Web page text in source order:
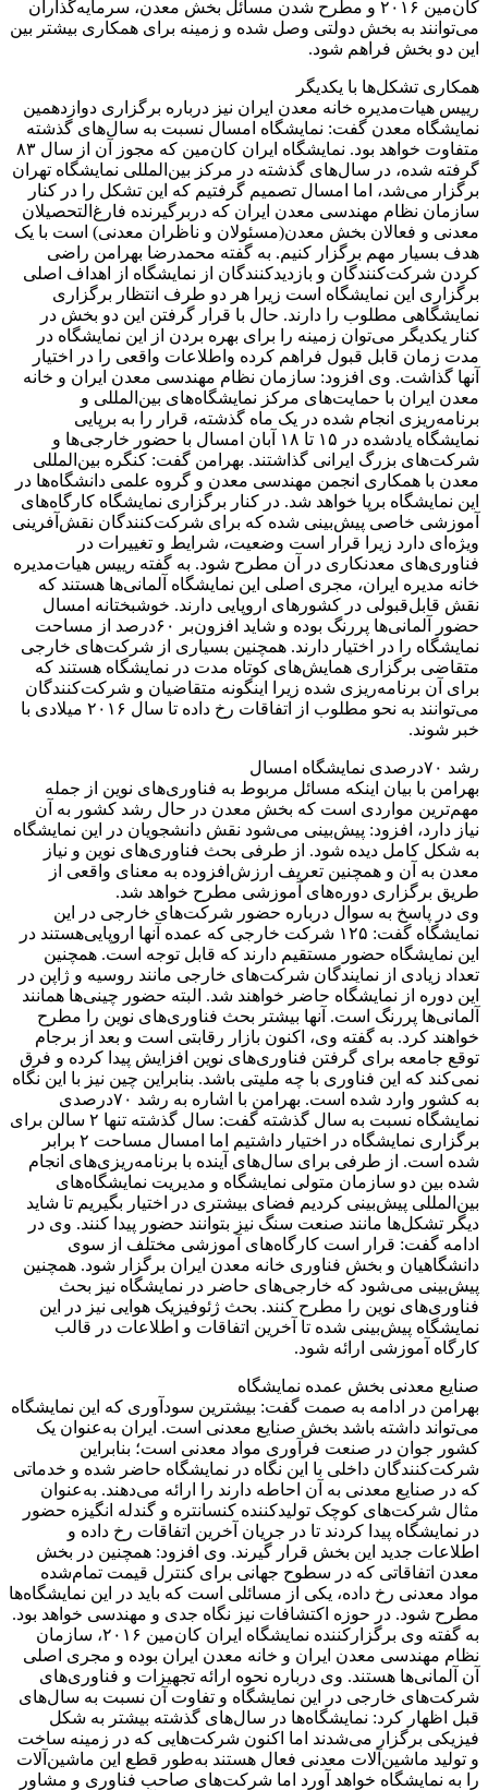
کان‌مین ۲۰۱۶ و مطرح شدن مسائل بخش معدن، سرمایه‌گذاران
می‌توانند به بخش دولتی وصل شده و زمینه برای همکاری بیشتر بین
این دو بخش فراهم شود.
همکاری تشکل‌ها با یکدیگر
رییس هیات‌مدیره خانه معدن ایران نیز درباره برگزاری دوازدهمین
نمایشگاه معدن گفت: نمایشگاه امسال نسبت به سال‌های گذشته
متفاوت خواهد بود. نمایشگاه ایران کان‌مین که مجوز آن از سال ۸۳
گرفته شده، در سال‌های گذشته در مرکز بین‌المللی نمایشگاه تهران
برگزار می‌شد، اما امسال تصمیم گرفتیم که این تشکل را در کنار
سازمان نظام مهندسی معدن ایران که دربرگیرنده فارغ‌التحصیلان
معدنی و فعالان بخش معدن(مسئولان و ناظران معدنی) است با یک
هدف بسیار مهم برگزار کنیم. به گفته محمدرضا بهرامن راضی
کردن شرکت‌کنندگان و بازدیدکنندگان از نمایشگاه از اهداف اصلی
برگزاری این نمایشگاه است زیرا هر دو طرف انتظار برگزاری
نمایشگاهی مطلوب را دارند. حال با قرار گرفتن این دو بخش در
کنار یکدیگر می‌توان زمینه را برای بهره بردن از این نمایشگاه در
مدت زمان قابل قبول فراهم کرده واطلاعات واقعی را در اختیار
آنها گذاشت. وی افزود: سازمان نظام مهندسی معدن ایران و خانه
معدن ایران با حمایت‌های مرکز نمایشگاه‌های بین‌المللی و
برنامه‌ریزی انجام شده در یک ماه گذشته، قرار را به برپایی
نمایشگاه یادشده در ۱۵ تا ۱۸ آبان امسال با حضور خارجی‌ها و
شرکت‌های بزرگ ایرانی گذاشتند. بهرامن گفت: کنگره بین‌المللی
معدن با همکاری انجمن مهندسی معدن و گروه علمی دانشگاه‌ها در
این نمایشگاه برپا خواهد شد. در کنار برگزاری نمایشگاه کارگاه‌های
آموزشی خاصی پیش‌بینی شده که برای شرکت‌کنندگان نقش‌آفرینی
ویژه‌ای دارد زیرا قرار است وضعیت، شرایط و تغییرات در
فناوری‌های معدنکاری در آن مطرح شود. به گفته رییس هیات‌مدیره
خانه مدیره ایران، مجری اصلی این نمایشگاه آلمانی‌ها هستند که
نقش قابل‌قبولی در کشورهای اروپایی دارند. خوشبختانه امسال
حضور آلمانی‌ها پررنگ بوده و شاید افزون‌بر ۶۰درصد از مساحت
نمایشگاه را در اختیار دارند. همچنین بسیاری از شرکت‌های خارجی
متقاضی برگزاری همایش‌های کوتاه مدت در نمایشگاه هستند که
برای آن برنامه‌ریزی شده زیرا اینگونه متقاضیان و شرکت‌کنندگان
می‌توانند به نحو مطلوب از اتفاقات رخ داده تا سال ۲۰۱۶ میلادی با
خبر شوند.
رشد ۷۰درصدی نمایشگاه امسال
بهرامن با بیان اینکه مسائل مربوط به فناوری‌های نوین از جمله
مهم‌ترین مواردی است که بخش معدن در حال رشد کشور به آن
نیاز دارد، افزود: پیش‌بینی می‌شود نقش دانشجویان در این نمایشگاه
به شکل کامل دیده شود. از طرفی بحث فناوری‌های نوین و نیاز
معدن به آن و همچنین تعریف ارزش‌افزوده به معنای واقعی از
طریق برگزاری دوره‌های آموزشی مطرح خواهد شد.
وی در پاسخ به سوال درباره حضور شرکت‌های خارجی در این
نمایشگاه گفت: ۱۲۵ شرکت خارجی که عمده آنها اروپایی‌هستند در
این نمایشگاه حضور مستقیم دارند که قابل توجه است. همچنین
تعداد زیادی از نمایندگان شرکت‌های خارجی مانند روسیه و ژاپن در
این دوره از نمایشگاه حاضر خواهند شد. البته حضور چینی‌ها همانند
آلمانی‌ها پررنگ است. آنها بیشتر بحث فناوری‌های نوین را مطرح
خواهند کرد. به گفته وی، اکنون بازار رقابتی است و بعد از برجام
توقع جامعه برای گرفتن فناوری‌های نوین افزایش پیدا کرده و فرق
نمی‌کند که این فناوری با چه ملیتی باشد. بنابراین چین نیز با این نگاه
به کشور وارد شده است. بهرامن با اشاره به رشد ۷۰درصدی
نمایشگاه نسبت به سال گذشته گفت: سال گذشته تنها ۲ سالن برای
برگزاری نمایشگاه در اختیار داشتیم اما امسال مساحت ۲ برابر
شده است. از طرفی برای سال‌های آینده با برنامه‌ریزی‌های انجام
شده بین دو سازمان متولی نمایشگاه و مدیریت نمایشگاه‌های
بین‌المللی پیش‌بینی کردیم فضای بیشتری در اختیار بگیریم تا شاید
دیگر تشکل‌ها مانند صنعت سنگ نیز بتوانند حضور پیدا کنند. وی در
ادامه گفت: قرار است کارگاه‌های آموزشی مختلف از سوی
دانشگاهیان و بخش فناوری خانه معدن ایران برگزار شود. همچنین
پیش‌بینی می‌شود که خارجی‌های حاضر در نمایشگاه نیز بحث
فناوری‌های نوین را مطرح کنند. بحث ژئوفیزیک هوایی نیز در این
نمایشگاه پیش‌بینی شده تا آخرین اتفاقات و اطلاعات در قالب
کارگاه آموزشی ارائه شود.
صنایع معدنی بخش عمده نمایشگاه
بهرامن در ادامه به صمت گفت: بیشترین سودآوری که این نمایشگاه
می‌تواند داشته باشد بخش صنایع معدنی است. ایران به‌عنوان یک
کشور جوان در صنعت فرآوری مواد معدنی است؛ بنابراین
شرکت‌کنندگان داخلی با این نگاه در نمایشگاه حاضر شده و خدماتی
که در صنایع معدنی به آن احاطه دارند را ارائه می‌دهند. به‌عنوان
مثال شرکت‌های کوچک تولیدکننده کنسانتره و گندله انگیزه حضور
در نمایشگاه پیدا کردند تا در جریان آخرین اتفاقات رخ داده و
اطلاعات جدید این بخش قرار گیرند. وی افزود: همچنین در بخش
معدن اتفاقاتی که در سطوح جهانی برای کنترل قیمت تمام‌شده
مواد معدنی رخ داده، یکی از مسائلی است که باید در این نمایشگاه‌ها
مطرح شود. در حوزه اکتشافات نیز نگاه جدی و مهندسی خواهد بود.
به گفته وی برگزارکننده نمایشگاه ایران کان‌مین ۲۰۱۶، سازمان
نظام مهندسی معدن ایران و خانه معدن ایران بوده و مجری اصلی
آن آلمانی‌ها هستند. وی درباره نحوه ارائه تجهیزات و فناوری‌های
شرکت‌های خارجی در این نمایشگاه و تفاوت آن نسبت به سال‌های
قبل اظهار کرد: نمایشگاه‌ها در سال‌های گذشته بیشتر به شکل
فیزیکی برگزار می‌شدند اما اکنون شرکت‌هایی که در زمینه ساخت
و تولید ماشین‌آلات معدنی فعال هستند به‌طور قطع این ماشین‌آلات
را به نمایشگاه خواهد آورد اما شرکت‌های صاحب فناوری و مشاور